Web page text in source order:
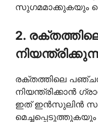
സുഗമമാക്കുകയും
2.
രക്തത്തിലെ
നിയന്ത്രിക്കാൻ
ഇത് ഇൻസുലിൻ